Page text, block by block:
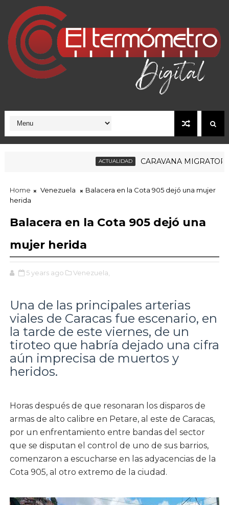
ACTUALIDAD CARAVANA MIGRATORIA
Home Venezuela
Balacera en la Cota 905 dejó una mujer
herida
Balacera en la Cota 905 dejó una
mujer herida
5 years ago Venezuela,
Una de las principales arterias
viales de Caracas fue escenario, en
la tarde de este viernes, de un
tiroteo que habría dejado una cifra
aún imprecisa de muertos y
heridos.
Horas después de que resonaran los disparos de
armas de alto calibre en Petare, al este de Caracas,
por un enfrentamiento entre bandas del sector
que se disputan el control de uno de sus barrios,
comenzaron a escucharse en las adyacencias de la
Cota 905, al otro extremo de la ciudad.